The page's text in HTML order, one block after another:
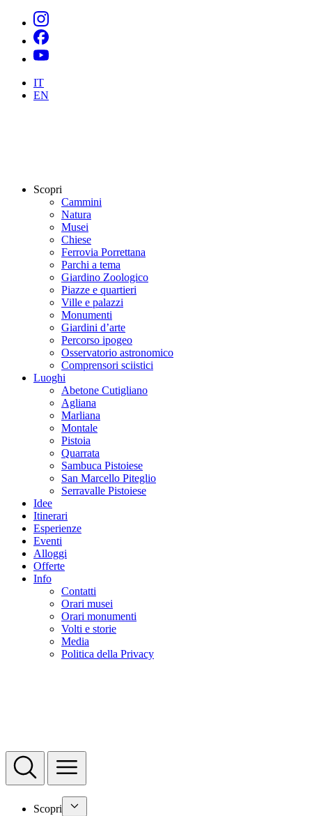
IT
EN
Scopri
Cammini
Natura
Musei
Chiese
Ferrovia Porrettana
Parchi a tema
Giardino Zoologico
Piazze e quartieri
Ville e palazzi
Monumenti
Giardini d’arte
Percorso ipogeo
Osservatorio astronomico
Comprensori sciistici
Luoghi
Abetone Cutigliano
Agliana
Marliana
Montale
Pistoia
Quarrata
Sambuca Pistoiese
San Marcello Piteglio
Serravalle Pistoiese
Idee
Itinerari
Esperienze
Eventi
Alloggi
Offerte
Info
Contatti
Orari musei
Orari monumenti
Volti e storie
Media
Politica della Privacy
Scopri